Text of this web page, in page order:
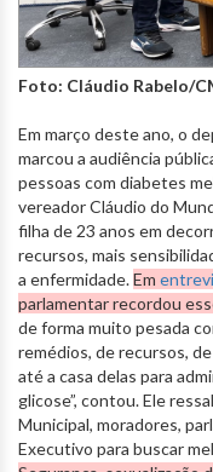
Foto: Cláudio Rabelo/
Em março deste ano, o
marcou a audiência
pessoas com diabetes
vereador Cláudio do
filha de 23 anos em
recursos, mais
a enfermidade.Em
parlamentar recordou
de forma muito pesada
remédios, de recursos,
até a casa delas para
glicose”, contou. Ele
Municipal, moradores,
Executivo para buscar